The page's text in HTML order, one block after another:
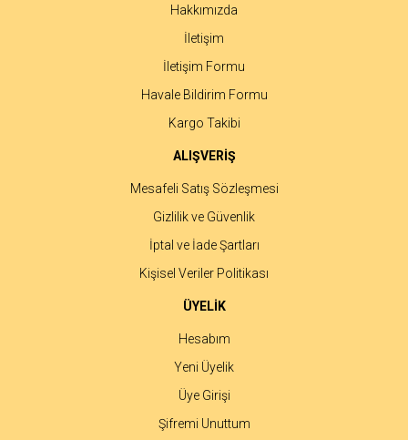
Hakkımızda
İletişim
İletişim Formu
Havale Bildirim Formu
Kargo Takibi
ALIŞVERİŞ
Mesafeli Satış Sözleşmesi
Gizlilik ve Güvenlik
İptal ve İade Şartları
Kişisel Veriler Politikası
ÜYELİK
Hesabım
Yeni Üyelik
Üye Girişi
Şifremi Unuttum